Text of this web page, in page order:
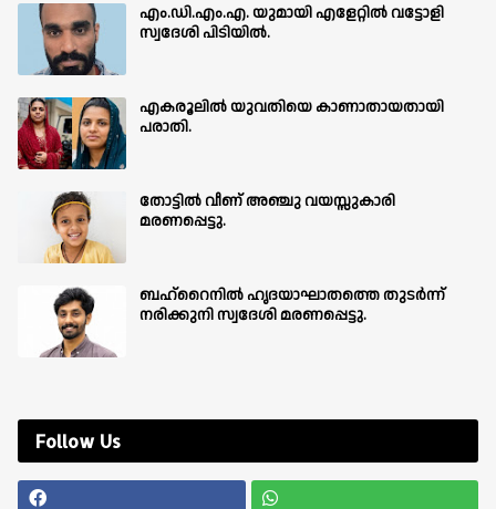
എം.ഡി.എം.എ. യുമായി എളേറ്റിൽ വട്ടോളി
സ്വദേശി പിടിയിൽ.
എകരൂലിൽ യുവതിയെ കാണാതായതായി
പരാതി.
തോട്ടിൽ വീണ് അഞ്ചു വയസ്സുകാരി
മരണപ്പെട്ടു.
ബഹ്‌റൈനിൽ ഹൃദയാഘാതത്തെ തുടർന്ന്
നരിക്കുനി സ്വദേശി മരണപ്പെട്ടു.
Follow Us